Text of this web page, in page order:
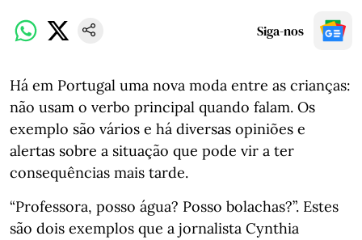
Siga-nos
Há em Portugal uma nova moda entre as crianças:
não usam o verbo principal quando falam. Os
exemplo são vários e há diversas opiniões e
alertas sobre a situação que pode vir a ter
consequências mais tarde.
“Professora, posso água? Posso bolachas?”. Estes
são dois exemplos que a jornalista Cynthia